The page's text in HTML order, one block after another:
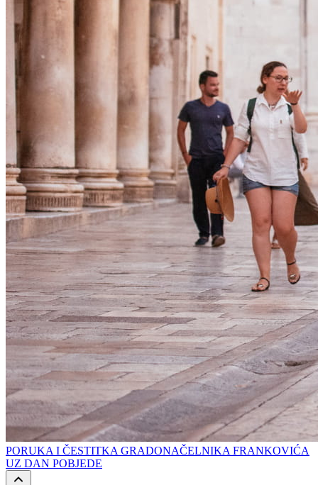
PORUKA I ČESTITKA GRADONAČELNIKA FRANKOVIĆA
UZ DAN POBJEDE